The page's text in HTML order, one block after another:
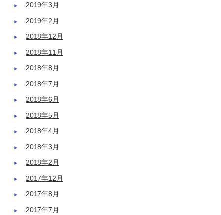
2019年3月
2019年2月
2018年12月
2018年11月
2018年8月
2018年7月
2018年6月
2018年5月
2018年4月
2018年3月
2018年2月
2017年12月
2017年8月
2017年7月